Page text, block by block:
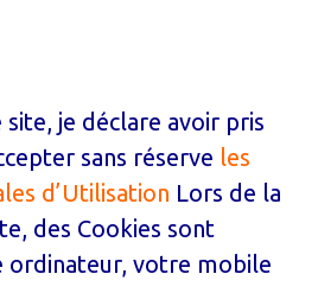
site, je déclare avoir pris
sans réserve les
d’Utilisation Lors de la
des Cookies sont
ordinateur, votre mobile